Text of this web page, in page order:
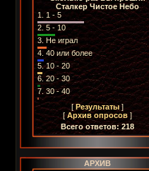
Сталкер Чистое Небо
1. 1 - 5
2.5 - 10
3. Не играл
4. 40 или более
5.10 - 20
6.20 - 30
7.30 - 40
[Результаты]
[Архив опросов ]
Всего ответов: 218
АРХИВ